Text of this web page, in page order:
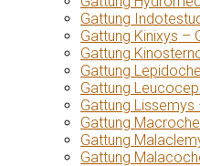
Gattung
Gattung Kinixys –
Gattung
Gattung
Gattung
Gattung
Gattung
Gattung
Gattung